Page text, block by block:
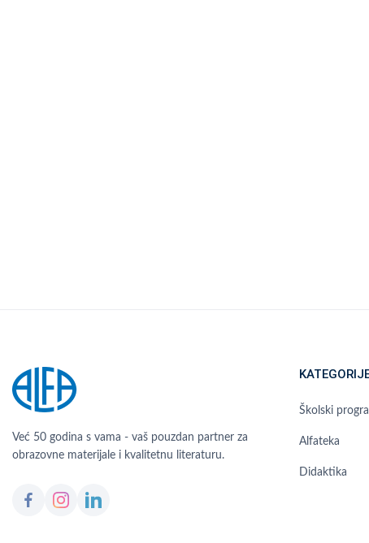
Već 50 godina s vama - vaš pouzdan partner za
obrazovne materijale i kvalitetnu literaturu.
Školski
Alfateka
Didaktika